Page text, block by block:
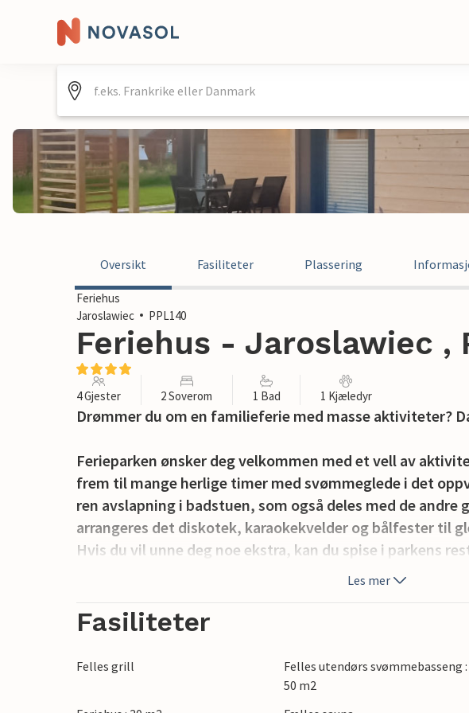
Oversikt Fasiliteter Plassering
Feriehus
Jaroslawiec
PPL140
Feriehus - Jaroslawiec ,
4 Gjester 2 Soverom 1 Bad 1 Kjæledyr
Drømmer du om en familieferie med masse aktiviteter?
Ferieparken ønsker deg velkommen med et vell av
frem til mange herlige timer med svømmeglede i det
ren avslapning i badstuen, som også deles med de andre
arrangeres det diskotek, karaokekvelder og bålfester til
Hvis du vil unne deg noe ekstra, kan du spise i parkens
Det kompakte feriehuset venter på deg med moderne
utgangspunkt for aktiviteter i parken og området rundt.
dag og se frem til en god natts søvn. Dere vil garantert
uthvilt. Nyt en kopp dampende kaffe på den lille terrassen
Les mer
Fasiliteter
Felles grill
Felles utendørs svømmebasseng :
50 m2